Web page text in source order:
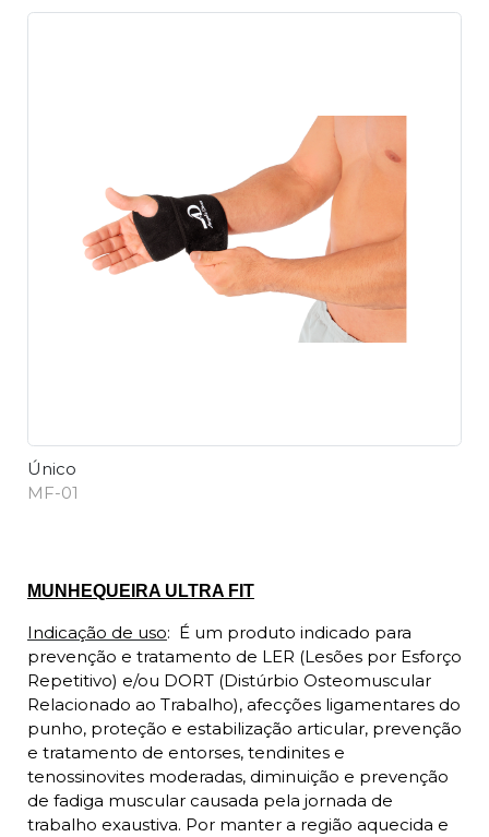
Único
MF-01
MUNHEQUEIRA ULTRA FIT
Indicação de uso: É um produto indicado para
prevenção e tratamento de LER (Lesões por Esforço
Repetitivo) e/ou DORT (Distúrbio Osteomuscular
Relacionado ao Trabalho), afecções ligamentares do
punho, proteção e estabilização articular, prevenção
e tratamento de entorses, tendinites e
tenossinovites moderadas, diminuição e prevenção
de fadiga muscular causada pela jornada de
trabalho exaustiva. Por manter a região aquecida e